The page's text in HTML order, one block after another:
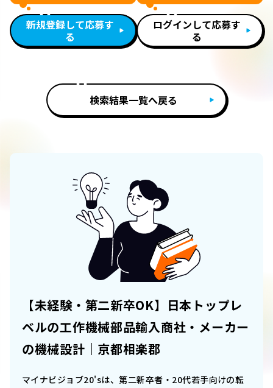
新規登録して応募す
る
ログインして応募す
る
検索結果一覧へ戻る
【未経験・第二新卒OK】日本トップレ
ベルの工作機械部品輸入商社・メーカー
の機械設計｜京都相楽郡
マイナビジョブ20'sは、第二新卒者・20代若手向けの転